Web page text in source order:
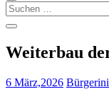
Suchen
nach:
Weiterbau
6 März,2026